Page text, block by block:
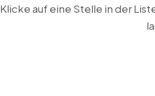
Klicke auf eine Stelle in der